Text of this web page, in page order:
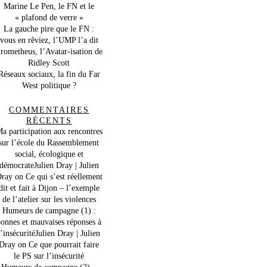
Marine Le Pen, le FN et le
« plafond de verre »
La gauche pire que le FN :
vous en rêviez, l’UMP l’a dit
l’Avatar-isation de
Ridley Scott
sociaux, la fin du Far
West politique ?
COMMENTAIRES
RÉCENTS
participation aux rencontres
l’école du Rassemblement
social, écologique et
démocrateJulien Dray | Julien
on Ce qui s’est réellement
et fait à Dijon – l’exemple
de l’atelier sur les violences
Humeurs de campagne (1) :
et mauvaises réponses à
Dray | Julien
on Ce que pourrait faire
le PS sur l’insécurité